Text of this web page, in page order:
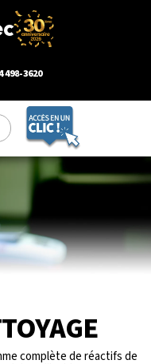
498-3620
complète de réactifs de